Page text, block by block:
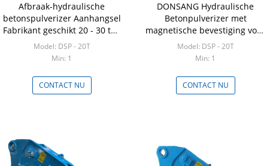
Afbraak-hydraulische
betonspulverizer Aanhangsel
Fabrikant geschikt 20 - 30 ton
graafmachine
Model: DSP - 20T
Min: 1
CONTACT NU
DONSANG Hydraulische
Betonpulverizer met
magnetische bevestiging voor
een graafmachine van 20 tot
30 ton
Model: DSP - 20T
Min: 1
CONTACT NU